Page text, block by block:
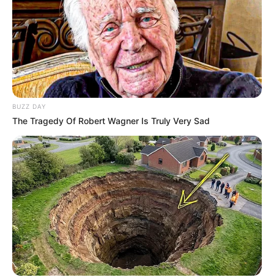
BUZZ DAY
The Tragedy Of Robert Wagner Is Truly Very Sad